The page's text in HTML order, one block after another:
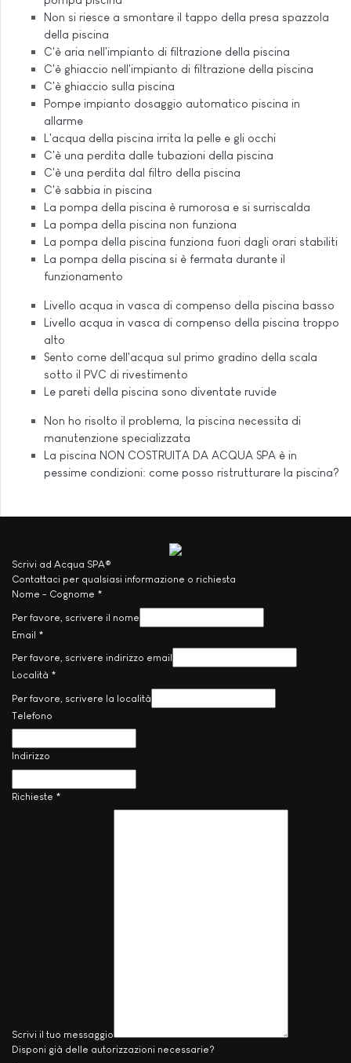
Non si riesce a smontare il tappo della presa spazzola
della piscina
C'è aria nell'impianto di filtrazione della piscina
C'è ghiaccio nell'impianto di filtrazione della piscina
C'è ghiaccio sulla piscina
Pompe impianto dosaggio automatico piscina in
allarme
L'acqua della piscina irrita la pelle e gli occhi
C'è una perdita dalle tubazioni della piscina
C'è una perdita dal filtro della piscina
C'è sabbia in piscina
La pompa della piscina è rumorosa e si surriscalda
La pompa della piscina non funziona
La pompa della piscina funziona fuori dagli orari stabiliti
La pompa della piscina si è fermata durante il
funzionamento
Livello acqua in vasca di compenso della piscina basso
Livello acqua in vasca di compenso della piscina troppo
alto
Sento come dell'acqua sul primo gradino della scala
sotto il PVC di rivestimento
Le pareti della piscina sono diventate ruvide
Non ho risolto il problema, la piscina necessita di
manutenzione specializzata
La piscina NON COSTRUITA DA ACQUA SPA è in
pessime condizioni: come posso ristrutturare la piscina?
Scrivi ad Acqua SPA®
Contattaci per qualsiasi informazione o richiesta
Nome - Cognome *
Per favore, scrivere il nome
Email *
Per favore, scrivere indirizzo email
Località *
Per favore, scrivere la località
Telefono
Indirizzo
Richieste *
Scrivi il tuo messaggio
Disponi già delle autorizzazioni necessarie?